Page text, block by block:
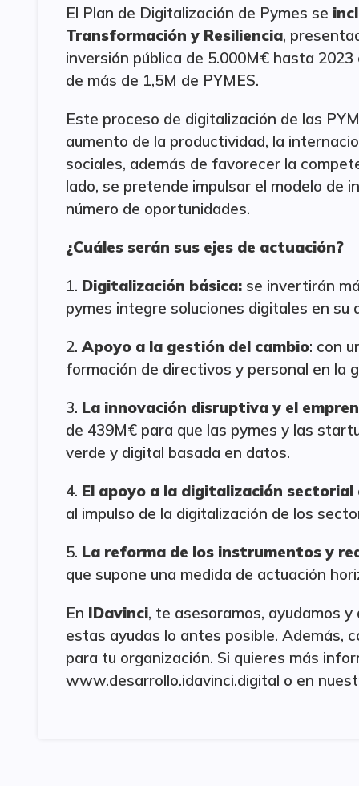
El Plan de Digitalización de Pymes se
Transformación y Resiliencia,
inversión pública de 5.000M€ hasta
de más de 1,5M de PYMES.
Este proceso de digitalización de las
aumento de la productividad, la
sociales, además de favorecer la
lado, se pretende impulsar el modelo de
número de oportunidades.
¿Cuáles serán sus ejes de actuación?
1. Digitalización básica: se invertirán
pymes integre soluciones digitales en su
2.Apoyo a la gestión del cambio: con
formación de directivos y personal en la
3. La innovación disruptiva y el
de 439M€ para que las pymes y las
verde y digital basada en datos.
4. El apoyo a la digitalización sectorial
al impulso de la digitalización de los
5. La reforma de los instrumentos y
que supone una medida de actuación
En IDavinci, te asesoramos, ayudamos
estas ayudas lo antes posible. Además,
para tu organización. Si quieres más
www.desarrollo.idavinci.digital o en